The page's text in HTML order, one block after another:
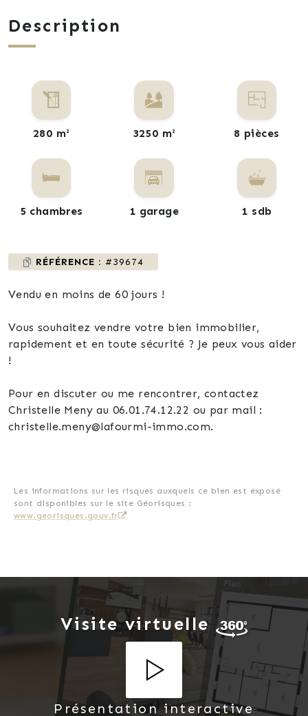
Description
280 m² 3250 m² 8 pièces
5 chambres 1 garage 1 sdb
RÉFÉRENCE : #39674
Vendu en moins de 60 jours !
Vous souhaitez vendre votre bien immobilier,
rapidement et en toute sécurité ? Je peux vous aider
!
Pour en discuter ou me rencontrer, contactez
Christelle Meny au 06.01.74.12.22 ou par mail :
christelle.meny@lafourmi-immo.com.
Les informations sur les risques auxquels ce bien est exposé
sont disponibles sur le site Géorisques :
www.georisques.gouv.fr
Visite virtuelle
Présentation interactive